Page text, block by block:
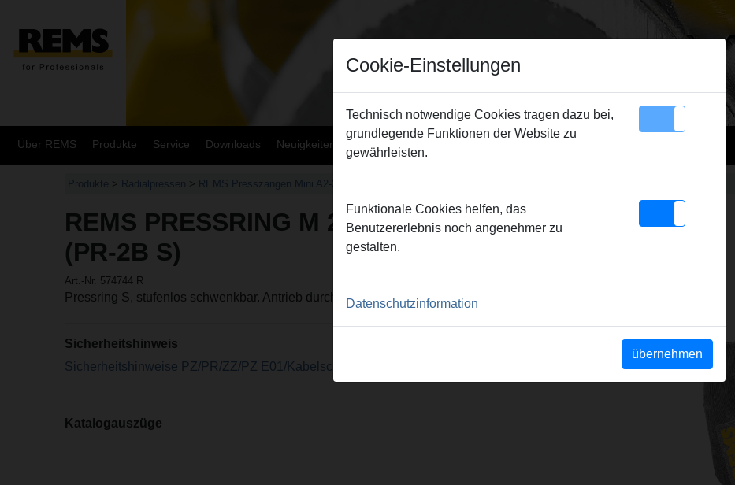
Über REMS Produkte Service Downloads Neuigkeiten Sitemap
Produkte > Radialpressen > REMS Presszangen Mini A2-22kN/Pressringe
REMS PRESSRING M 28
(PR-2B S)
Art.-Nr. 574744 R
Pressring S, stufenlos schwenkbar. Antrieb durch Zwischenzange Z8/Mini Z8.
Sicherheitshinweis
Sicherheitshinweise PZ/PR/ZZ/PZ E01/Kabelschere
Katalogauszüge
Cookie-Einstellungen
Technisch notwendige Cookies tragen dazu bei,
grundlegende Funktionen der Website zu
gewährleisten.
Funktionale Cookies helfen, das
Benutzererlebnis noch angenehmer zu
gestalten.
Datenschutzinformation
übernehmen